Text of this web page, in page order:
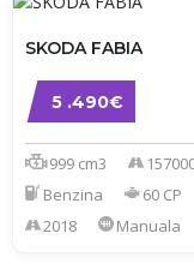
5 .490€
SKODA FABIA
999 cm3
Benzina
60 CP
2018
Manuala